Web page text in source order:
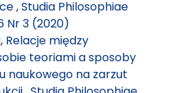
,Studia Philosophiae
Nr 3 (2020)
Relacje między
teoriami a sposoby
naukowego na zarzut